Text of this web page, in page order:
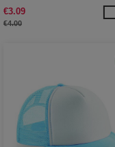
€3.09
€4.00